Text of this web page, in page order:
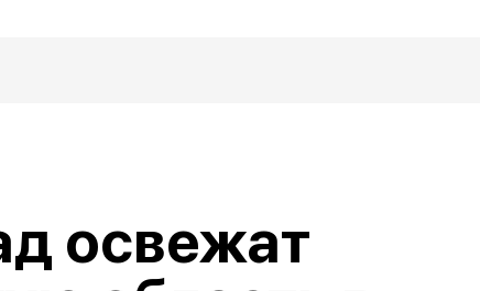
освежат